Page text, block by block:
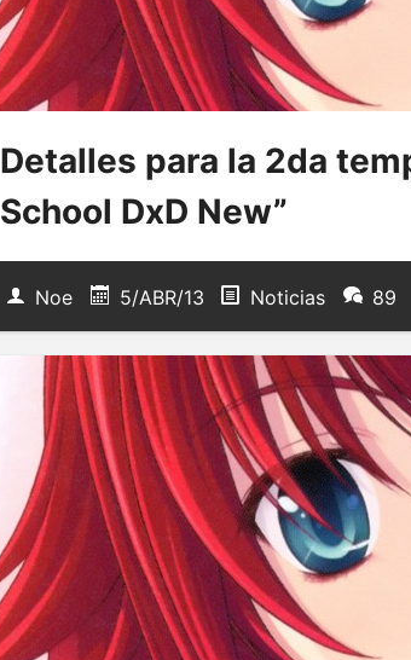
Detalles para la 2da
School DxD New”
Noe 5/ABR/13 Noticias 89